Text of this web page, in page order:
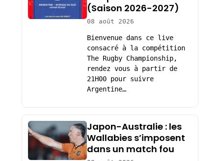
(Saison 2026-2027)
08 août 2026
Bienvenue dans ce live
consacré à la compétition
The Rugby Championship,
rendez vous à partir de
21H00 pour suivre
Argentine…
Japon-Australie : les
Wallabies s’imposent
dans un match fou